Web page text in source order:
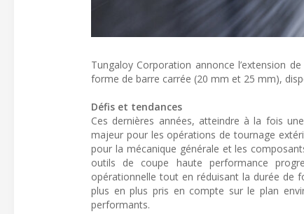
Tungaloy Corporation annonce l’extension
forme de barre carrée (20 mm et 25 mm),
Défis et tendances
Ces dernières années, atteindre à la fois
majeur pour les opérations de tournage
pour la mécanique générale et les
outils de coupe haute performance
opérationnelle tout en réduisant la durée de
plus en plus pris en compte sur le plan
performants.